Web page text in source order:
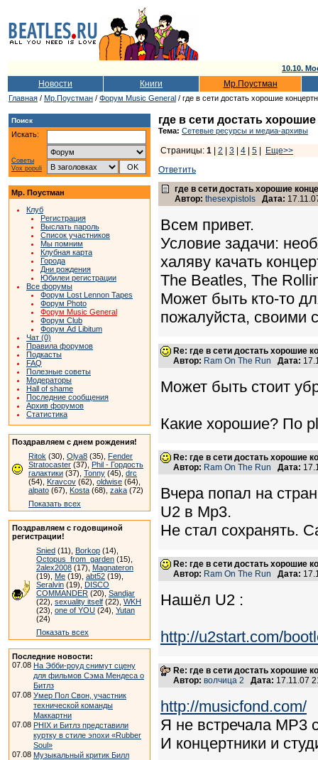
10.10.
Новости Книги Мр.Поустман
Главная / Мр.Поустман / Форум Music General / где в сети достать хорошие
Поиск
Искать:
Советы
Vox populi
Мр. Поустман
Клуб
Регистрация
Выслать пароль
Список участников
Мы помним
Клубная карта
Города
Дни рождения
Юбилеи регистрации
Все форумы
Форум Lost Lennon Tapes
Форум Photo
Форум Music General
Форум Club
Форум Ad Libitum
Чат (0)
Правила форумов
Подкасты
FAQ
Полезные советы
Модераторы
Hall of shame
Последние сообщения
Архив форумов
Статистика
Поздравляем с днем рождения!
Ritok (30), Olya8 (35), Fender
Stratocaster (37), Phil - Гордость
галактики (37), Tonny (45), drc
(54), Kravcov (62), oldwise (64),
alpato (67), Kosta (68), zaka (72)
Показать всех
Поздравляем с годовщиной
регистрации!
Snied (11), Borkop (14),
Octopus_from_garden (15),
2alex2008 (17), Magnateron
(19), Me (19), abt52 (19),
Seralvin (19), DISCO
COMMANDER (20), Sandjar
(22), sexuality itself (22), WKH
(23), one of YOU (24), Yutan
(24)
Показать всех
Последние новости:
07.08 На Эбби-роуд снимут сцену
для фильмов Сэма Мендеса о
Битлз
07.08 Умер Пол Свон, участник
технической команды
Маккартни
07.08 PHIX и Битлз представили
куртку в стиле эпохи «Rubber
Soul»
07.08 Музыкальный критик Билл
где в сети достать
Тема: Сетевые ресурсы и медиа-архивы
Страницы: 1 2 3 4 5
Еще>>
Ответить
где в сети достать хорошие
Автор: thesexpistols Дата:
Всем привет.
Условие задачи:
халяву качать
The Beatles, The
Может быть кто-то
пожалуйста, своими
Re: где в сети достать хорошие
Автор: Ram On The Run Дата:
Может быть стоит
Какие хорошие? По
Re: где в сети достать хорошие
Автор: Ram On The Run Дата:
Вчера попал на
U2 в Mp3.
Не стал сохранять.
Re: где в сети достать хорошие
Автор: Ram On The Run Дата:
Нашёл U2 :
http://u2start.com/
Re: где в сети достать хорошие
Автор: волчица 2 Дата: 17.11.07
http://musicfond.com/
Я не встречала MP3
И концертники и